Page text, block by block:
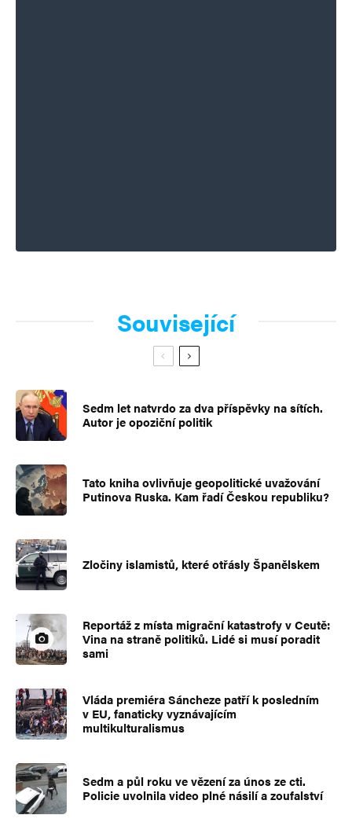
Související
Sedm let natvrdo za dva příspěvky na sítích.
Autor je opoziční politik
Tato kniha ovlivňuje geopolitické uvažování
Putinova Ruska. Kam řadí Českou republiku?
Zločiny islamistů, které otřásly Španělskem
Reportáž z místa migrační katastrofy v Ceutě:
Vina na straně politiků. Lidé si musí poradit
sami
Vláda premiéra Sáncheze patří k posledním
v EU, fanaticky vyznávajícím
multikulturalismus
Sedm a půl roku ve vězení za únos ze cti.
Policie uvolnila video plné násilí a zoufalství